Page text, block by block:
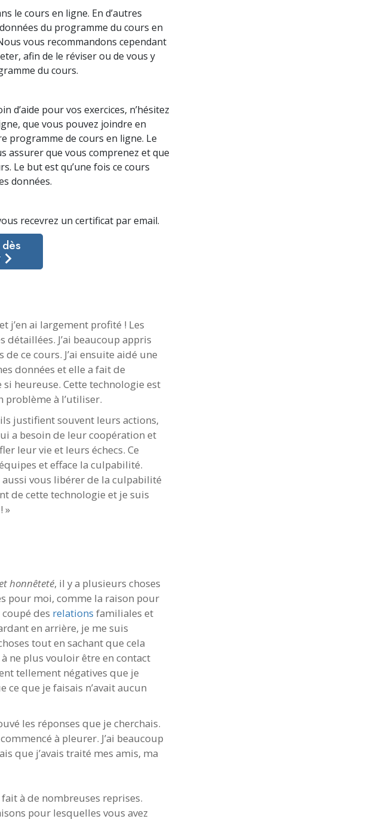
le cours en ligne. En d’autres
du programme du cours en
vous recommandons cependant
afin de le réviser ou de vous y
du cours.
d’aide pour vos exercices, n’hésitez
que vous pouvez joindre en
programme de cours en ligne. Le
assurer que vous comprenez et que
Le but est qu’une fois ce cours
données.
recevrez un certificat paremail.
j’en ai largement profité ! Les
J’ai beaucoup appris
ce cours. J’ai ensuite aidé une
données et elle a fait de
si heureuse. Cette technologie est
problème à l’utiliser.
justifient souvent leurs actions,
a besoin de leur coopération et
leur vie et leurs échecs. Ce
et efface la culpabilité.
vous libérer de la culpabilité
de cette technologie et je suis
»
honnêteté, il y a plusieurs choses
pour moi, comme la raison pour
des relations familiales et
en arrière, je me suis
tout en sachant que cela
ne plus vouloir être en contact
tellement négatives que je
ce que je faisais n’avait aucun
les réponses que je cherchais.
à pleurer. J’ai beaucoup
que j’avais traité mes amis, ma
fait à de nombreuses reprises.
pour lesquelles vous avez